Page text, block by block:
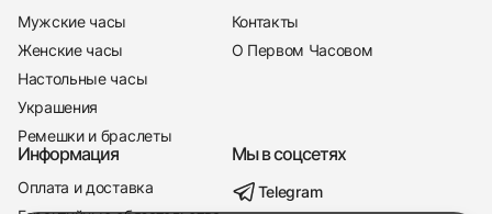
Мужские часы
Женские часы
Настольные часы
Украшения
Ремешки и браслеты
Контакты
О Первом Часовом
Информация
Оплата и доставка
Мы в соцсетях
Telegram